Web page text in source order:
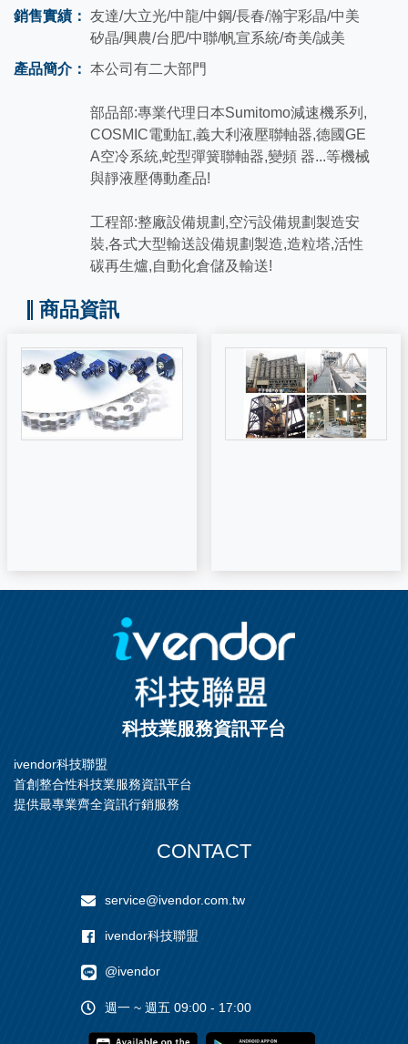
銷售實績： 友達/大立光/中龍/中鋼/長春/瀚宇彩晶/中美
矽晶/興農/台肥/中聯/帆宣系統/奇美/誠美
產品簡介： 本公司有二大部門
部品部:專業代理日本Sumitomo減速機系列,
COSMIC電動缸,義大利液壓聯軸器,德國GE
A空冷系統,蛇型彈簧聯軸器,變頻 器...等機械
與靜液壓傳動產品!
工程部:整廠設備規劃,空污設備規劃製造安
裝,各式大型輸送設備規劃製造,造粒塔,活性
碳再生爐,自動化倉儲及輸送!
商品資訊
科技業服務資訊平台
ivendor科技聯盟
首創整合性科技業服務資訊平台
提供最專業齊全資訊行銷服務
CONTACT
service@ivendor.com.tw
ivendor科技聯盟
@ivendor
週一 ~ 週五 09:00 - 17:00